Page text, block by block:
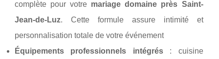
complète pour votre mariage domaine près Saint-
Jean-de-Luz. Cette formule assure intimité et
personnalisation totale de votre événement
Équipements professionnels intégrés: cuisine